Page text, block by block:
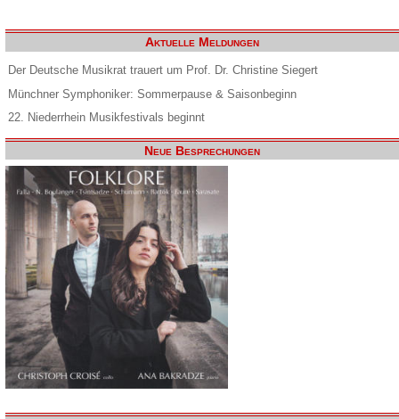
Aktuelle Meldungen
Der Deutsche Musikrat trauert um Prof. Dr. Christine Siegert
Münchner Symphoniker: Sommerpause & Saisonbeginn
22. Niederrhein Musikfestivals beginnt
Neue Besprechungen